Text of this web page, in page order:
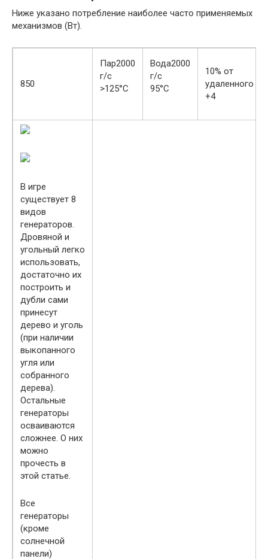
Ниже указано потребление наиболее часто применяемых
механизмов (Вт).
850
Пар2000
г/с
>125°С
Вода2000
г/с
95°С
10% от
удаленного
+4
В игре
существует 8
видов
генераторов.
Дровяной и
угольный легко
использовать,
достаточно их
построить и
дубли сами
принесут
дерево и уголь
(при наличии
выкопанного
угля или
собранного
дерева).
Остальные
генераторы
осваиваются
сложнее. О них
можно
прочесть в
этой статье.
Все
генераторы
(кроме
солнечной
панели)